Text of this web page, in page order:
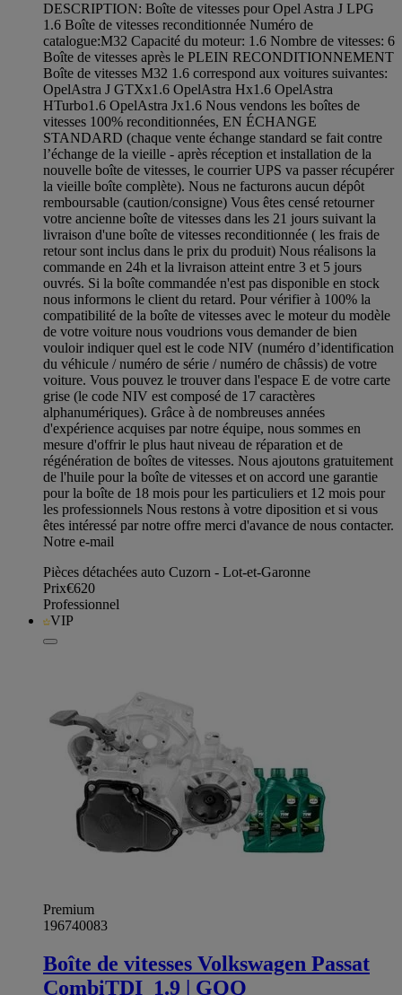
DESCRIPTION: Boîte de vitesses pour Opel Astra J LPG
1.6 Boîte de vitesses reconditionnée Numéro de
catalogue:M32 Capacité du moteur: 1.6 Nombre de vitesses: 6
Boîte de vitesses après le PLEIN RECONDITIONNEMENT
Boîte de vitesses M32 1.6 correspond aux voitures suivantes:
OpelAstra J GTXx1.6 OpelAstra Hx1.6 OpelAstra
HTurbo1.6 OpelAstra Jx1.6 Nous vendons les boîtes de
vitesses 100% reconditionnées, EN ÉCHANGE
STANDARD (chaque vente échange standard se fait contre
l’échange de la vieille - après réception et installation de la
nouvelle boîte de vitesses, le courrier UPS va passer récupérer
la vieille boîte complète). Nous ne facturons aucun dépôt
remboursable (caution/consigne) Vous êtes censé retourner
votre ancienne boîte de vitesses dans les 21 jours suivant la
livraison d'une boîte de vitesses reconditionnée ( les frais de
retour sont inclus dans le prix du produit) Nous réalisons la
commande en 24h et la livraison atteint entre 3 et 5 jours
ouvrés. Si la boîte commandée n'est pas disponible en stock
nous informons le client du retard. Pour vérifier à 100% la
compatibilité de la boîte de vitesses avec le moteur du modèle
de votre voiture nous voudrions vous demander de bien
vouloir indiquer quel est le code NIV (numéro d’identification
du véhicule / numéro de série / numéro de châssis) de votre
voiture. Vous pouvez le trouver dans l'espace E de votre carte
grise (le code NIV est composé de 17 caractères
alphanumériques). Grâce à de nombreuses années
d'expérience acquises par notre équipe, nous sommes en
mesure d'offrir le plus haut niveau de réparation et de
régénération de boîtes de vitesses. Nous ajoutons gratuitement
de l'huile pour la boîte de vitesses et on accord une garantie
pour la boîte de 18 mois pour les particuliers et 12 mois pour
les professionnels Nous restons à votre diposition et si vous
êtes intéressé par notre offre merci d'avance de nous contacter.
Notre e-mail
Pièces détachées auto Cuzorn - Lot-et-Garonne
Prix€620
Professionnel
VIP
Premium
196740083
Boîte de vitesses Volkswagen Passat
CombiTDI_1.9 | GQQ